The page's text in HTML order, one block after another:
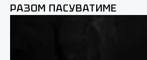
РАЗОМ ПАСУВАТИМЕ